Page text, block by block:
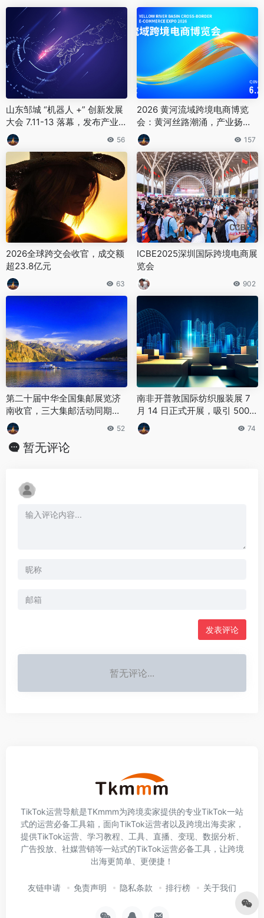
山东邹城 “机器人 +” 创新发展
大会 7.11-13 落幕，发布产业白
皮书中国新闻网
56
2026 黄河流域跨境电商博览
会：黄河丝路潮涌，产业扬帆
出海
157
2026全球跨交会收官，成交额
超23.8亿元
63
ICBE2025深圳国际跨境电商展
览会
902
第二十届中华全国集邮展览济
南收官，三大集邮活动同期落
地
52
南非开普敦国际纺织服装展 7
月 14 日正式开展，吸引 500
家全球供应链厂商
74
暂无评论
发表评论
暂无评论...
TikTok运营导航是TKmmm为跨境卖家提供的专业TikTok一站
式的运营必备工具箱，面向TikTok运营者以及跨境出海卖家，
提供TikTok运营、学习教程、工具、直播、变现、数据分析、
广告投放、社媒营销等一站式的TikTok运营必备工具，让跨境
出海更简单、更便捷！
友链申请 免责声明 隐私条款 排行榜 关于我们